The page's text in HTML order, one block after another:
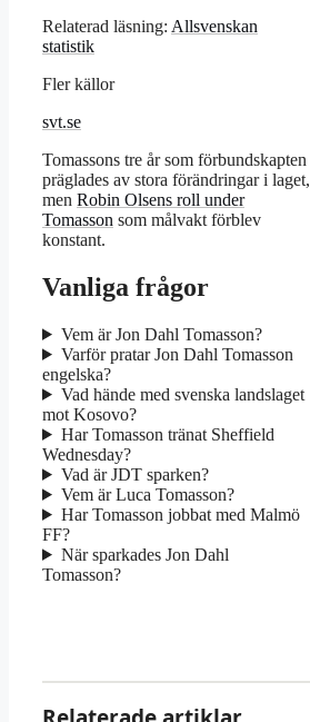
Relaterad läsning: Allsvenskan
statistik
Fler källor
svt.se
Tomassons tre år som förbundskapten
präglades av stora förändringar i laget,
men Robin Olsens roll under
Tomasson som målvakt förblev
konstant.
Vanliga frågor
Vem är Jon Dahl Tomasson?
Varför pratar Jon Dahl Tomasson
engelska?
Vad hände med svenska landslaget
mot Kosovo?
Har Tomasson tränat Sheffield
Wednesday?
Vad är JDT sparken?
Vem är Luca Tomasson?
Har Tomasson jobbat med Malmö
FF?
När sparkades Jon Dahl
Tomasson?